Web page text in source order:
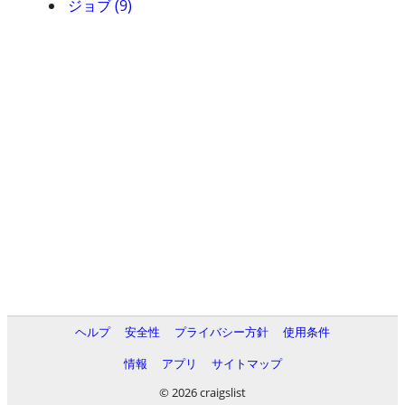
ジョブ (9)
ヘルプ 安全性 プライバシー方針
使用条件
情報
アプリ
サイトマップ
© 2026 craigslist